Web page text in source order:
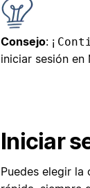
Consejo: ¡
iniciar sesión en
Iniciar
Puedes elegir la